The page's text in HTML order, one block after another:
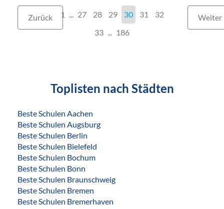
Zurück 1 27 28 29 30 31
32
33
186
Weiter
Toplisten nach Städten
Beste Schulen Aachen
Beste Schulen Augsburg
Beste Schulen Berlin
Beste Schulen Bielefeld
Beste Schulen Bochum
Beste Schulen Bonn
Beste Schulen Braunschweig
Beste Schulen Bremen
Beste Schulen Bremerhaven